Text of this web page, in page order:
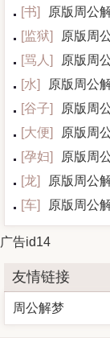
[书]
原版周公
[监狱]
原版周
[骂人 ]
原版周
[水]
原版周公
[谷子]
原版周
[大便]
原版周
[孕妇]
原版周
[龙]
原版周公
[车] 原版周公
广告id14
友情链接
周公解梦